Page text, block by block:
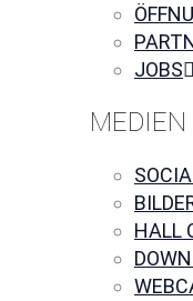
JOBS
MEDIEN
HALL